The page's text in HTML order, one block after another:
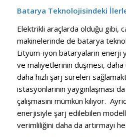
Batarya Teknolojisindeki
Elektrikli araçlarda olduğu gibi,
makinelerinde de batarya
Lityum-iyon bataryaların enerji
ve maliyetlerinin düşmesi, daha
daha hızlı şarj süreleri
istasyonlarının yaygınlaşması
çalışmasını mümkün kılıyor.
enerjisiyle şarj edilebilen
verimliliğini daha da artırmayı